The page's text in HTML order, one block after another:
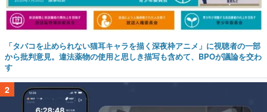
「タバコを止められない猫耳キャラを描く深夜枠アニメ」に視聴者の一部
から批判意見。違法薬物の使用と思しき描写も含めて、BPOが議論を交わ
す
2